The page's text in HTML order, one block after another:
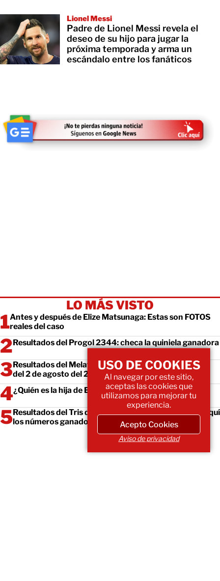
Lionel Messi
Padre de Lionel Messi revela el
deseo de su hijo para jugar la
próxima temporada y arma un
escándalo entre los fanáticos
LO MÁS VISTO
Antes y después de Elize Matsunaga: Estas son FOTOS
reales del caso
Resultados del Progol 2344: checa la quiniela ganadora
Resultados del Melate, Revancha y Revanchita 4247
del 2 de agosto del 2026
¿Quién es la hija de Elize Matsunaga en la vida real?
Resultados del Tris de hoy 2 de agosto del 2026. Ve aquí
los números ganadores
USO DE COOKIES
Al navegar por este sitio,
aceptas las cookies que
utilizamos para mejorar tu
experiencia.
Acepto Cookies
Aviso de privacidad